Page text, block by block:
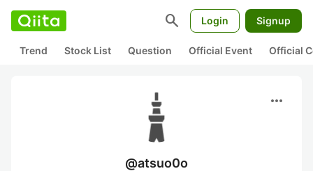
search Login Signup
Trend Stock List Question Official Event Official
more_horiz
@atsuo0o